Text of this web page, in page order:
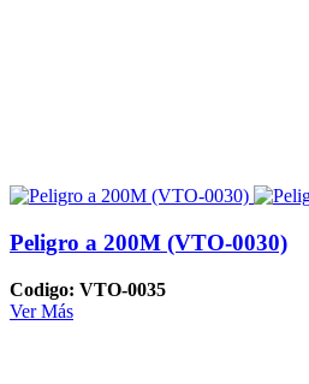
Peligro a 200M (VTO-0030)
Codigo: VTO-0035
Ver Más